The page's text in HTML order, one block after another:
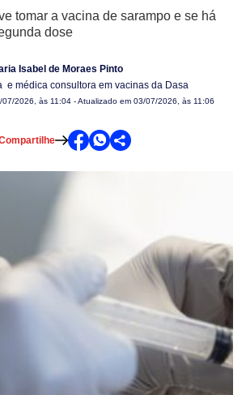
tomar a vacina de sarampo e se há
dose
Isabel de Moraes Pinto
e médica consultora em vacinas da Dasa
07/2026, às 11:04 - Atualizado em 03/07/2026, às 11:06